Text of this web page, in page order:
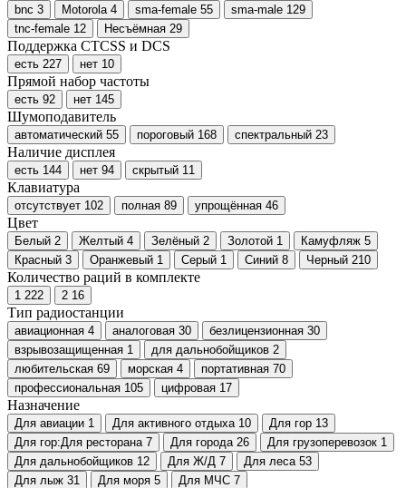
bnc 3 Motorola 4 sma-female 55 sma-male 129
tnc-female 12 Несъёмная 29
Поддержка CTCSS и DCS
есть 227 нет 10
Прямой набор частоты
есть 92 нет 145
Шумоподавитель
автоматический 55 пороговый 168 спектральный 23
Наличие дисплея
есть 144 нет 94 скрытый 11
Клавиатура
отсутствует 102 полная 89 упрощённая 46
Цвет
Белый 2 Желтый 4 Зелёный 2 Золотой 1 Камуфляж 5
Красный 3 Оранжевый 1 Серый 1 Синий 8 Черный 210
Количество раций в комплекте
1 222 2 16
Тип радиостанции
авиационная 4 аналоговая 30 безлицензионная 30
взрывозащищенная 1 для дальнобойщиков 2
любительская 69 морская 4 портативная 70
профессиональная 105 цифровая 17
Назначение
Для авиации 1 Для активного отдыха 10 Для гор 13
Для гор:Для ресторана 7 Для города 26 Для грузоперевозок 1
Для дальнобойщиков 12 Для Ж/Д 7 Для леса 53
Для лыж 31 Для моря 5 Для МЧС 7